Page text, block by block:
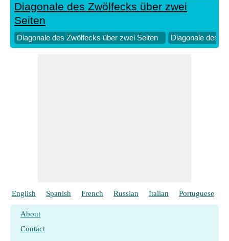
Diagonale des Zwölfecks über zwei
Seiten
Diagonale des Zwölfecks über zwei Seiten Diagonale des
English Spanish French Russian Italian Portuguese
About
Contact